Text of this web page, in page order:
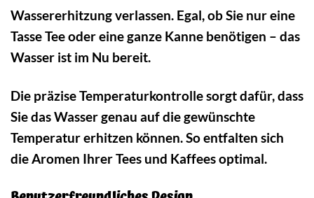
Wassererhitzung verlassen. Egal, ob Sie nur eine
Tasse Tee oder eine ganze Kanne benötigen – das
Wasser ist im Nu bereit.
Die präzise Temperaturkontrolle sorgt dafür, dass
Sie das Wasser genau auf die gewünschte
Temperatur erhitzen können. So entfalten sich
die Aromen Ihrer Tees und Kaffees optimal.